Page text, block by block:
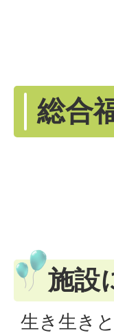
総合
施設
生き生き